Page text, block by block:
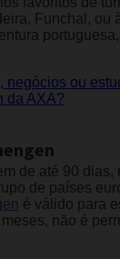
Funchal,
negócios ou
da AXA?
de até 90 dias,
de países
é válido para
não é